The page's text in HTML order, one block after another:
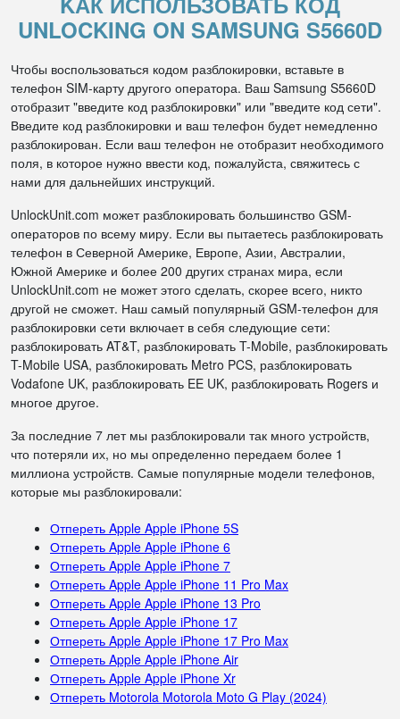
UNLOCKING ON SAMSUNG S5660D
Чтобы воспользоваться кодом разблокировки, вставьте в
телефон SIM-карту другого оператора. Ваш Samsung S5660D
отобразит "введите код разблокировки" или "введите код сети".
Введите код разблокировки и ваш телефон будет немедленно
разблокирован. Если ваш телефон не отобразит необходимого
поля, в которое нужно ввести код, пожалуйста, свяжитесь с
нами для дальнейших инструкций.
UnlockUnit.com может разблокировать большинство GSM-
операторов по всему миру. Если вы пытаетесь разблокировать
телефон в Северной Америке, Европе, Азии, Австралии,
Южной Америке и более 200 других странах мира, если
UnlockUnit.com не может этого сделать, скорее всего, никто
другой не сможет. Наш самый популярный GSM-телефон для
разблокировки сети включает в себя следующие сети:
разблокировать AT&T, разблокировать T-Mobile, разблокировать
T-Mobile USA, разблокировать Metro PCS, разблокировать
Vodafone UK, разблокировать EE UK, разблокировать Rogers и
многое другое.
За последние 7 лет мы разблокировали так много устройств,
что потеряли их, но мы определенно передаем более 1
миллиона устройств. Самые популярные модели телефонов,
которые мы разблокировали:
Отпереть Apple Apple iPhone 5S
Отпереть Apple Apple iPhone 6
Отпереть Apple Apple iPhone 7
Отпереть Apple Apple iPhone 11 Pro Max
Отпереть Apple Apple iPhone 13 Pro
Отпереть Apple Apple iPhone 17
Отпереть Apple Apple iPhone 17 Pro Max
Отпереть Apple Apple iPhone Air
Отпереть Apple Apple iPhone Xr
Отпереть Motorola Motorola Moto G Play (2024)